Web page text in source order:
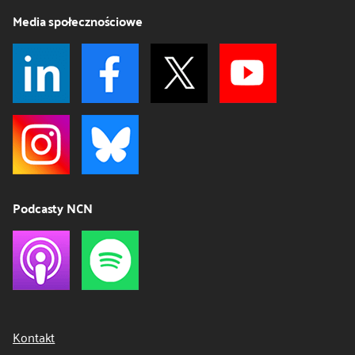
Media społecznościowe
Podcasty NCN
Kontakt